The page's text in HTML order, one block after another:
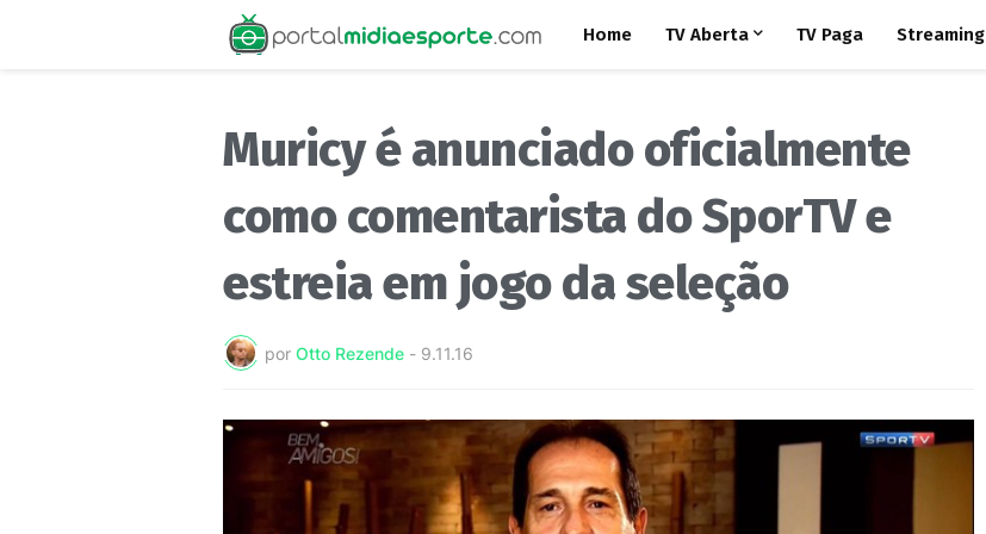
Home TV Aberta TV Paga Streaming
Muricy é anunciado oficialmente
como comentarista do SporTV e
estreia em jogo da seleção
por Otto Rezende - 9.11.16